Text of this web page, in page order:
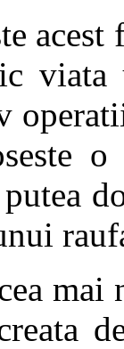
mai